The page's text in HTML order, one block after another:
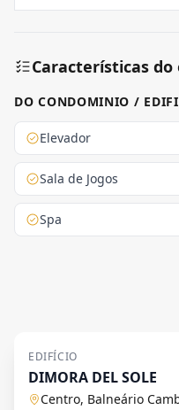
Características do
DO CONDOMINIO /
Elevador
Sala de Jogos
Spa
EDIFÍCIO
DIMORA DEL SOLE
Centro, Balneário